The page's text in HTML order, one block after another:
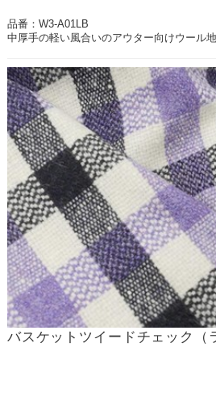
品番：W3-A01LB
中厚手の軽い風合いのアウター向けウール地
バスケットツイードチェック（